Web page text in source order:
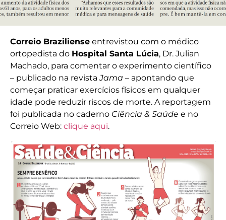
Correio Braziliense entrevistou com o médico
ortopedista do Hospital Santa Lúcia, Dr. Julian
Machado, para comentar o experimento científico
– publicado na revistaJama – apontando que
começar praticar exercícios físicos em qualquer
idade pode reduzir riscos de morte. A reportagem
foi publicada no caderno Ciência & Saúde e no
Correio Web: clique aqui.